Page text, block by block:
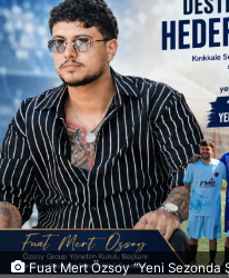
Fuat Mert Özsoy “Yeni Sezonda